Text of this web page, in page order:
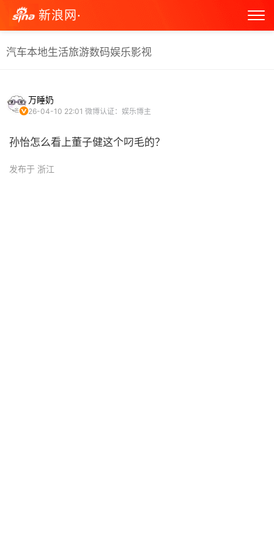
新浪网·
汽车本地生活旅游数码娱乐影视
万睡奶
26-04-10 22:01 微博认证：娱乐博主
孙怡怎么看上董子健这个叼毛的？ ​
发布于 浙江